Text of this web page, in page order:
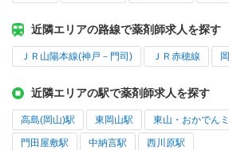
近隣エリアの路線で薬剤師求人を探す
ＪＲ山陽本線(神戸－門司) ＪＲ赤穂線
近隣エリアの駅で薬剤師求人を探す
高島(岡山)駅 東岡山駅 東山・おかでん
門田屋敷駅 中納言駅 西川原駅